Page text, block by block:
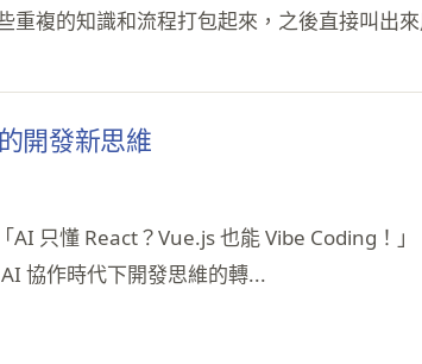
複的知識和流程打包起來，之後直接叫出來
開發新思維
只懂 React？Vue.js 也能 Vibe Coding！
協作時代下開發思維的轉...